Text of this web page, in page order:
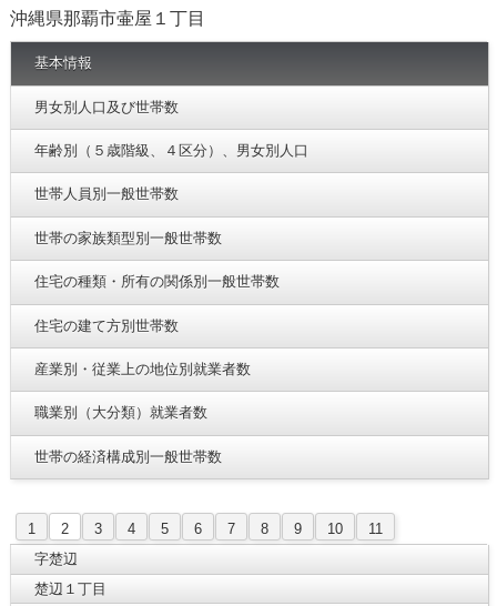
沖縄県那覇市壷屋１丁目
基本情報
男女別人口及び世帯数
年齢別（５歳階級、４区分）、男女別人口
世帯人員別一般世帯数
世帯の家族類型別一般世帯数
住宅の種類・所有の関係別一般世帯数
住宅の建て方別世帯数
産業別・従業上の地位別就業者数
職業別（大分類）就業者数
世帯の経済構成別一般世帯数
1 2 3 4 5 6 7 8 9 10
11
字楚辺
楚辺１丁目